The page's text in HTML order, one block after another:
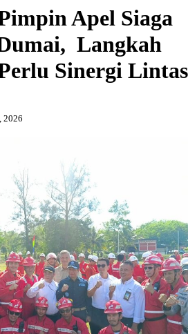
Apel Siaga
Langkah
Sinergi Lintas
2026